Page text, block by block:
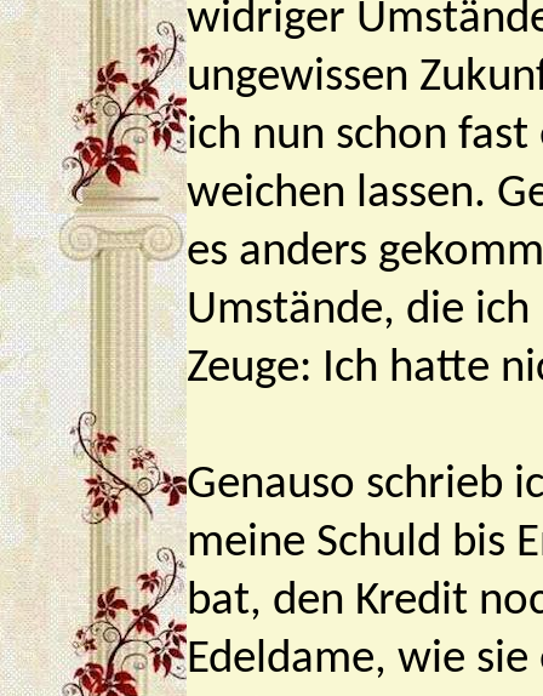
widriger
ungewissen
ich nun schon
weichen lassen.
es anders
Umstände, die
Zeuge: Ich hatte
Genauso schrieb
meine Schuld bis
bat, den Kredit
Edeldame, wie